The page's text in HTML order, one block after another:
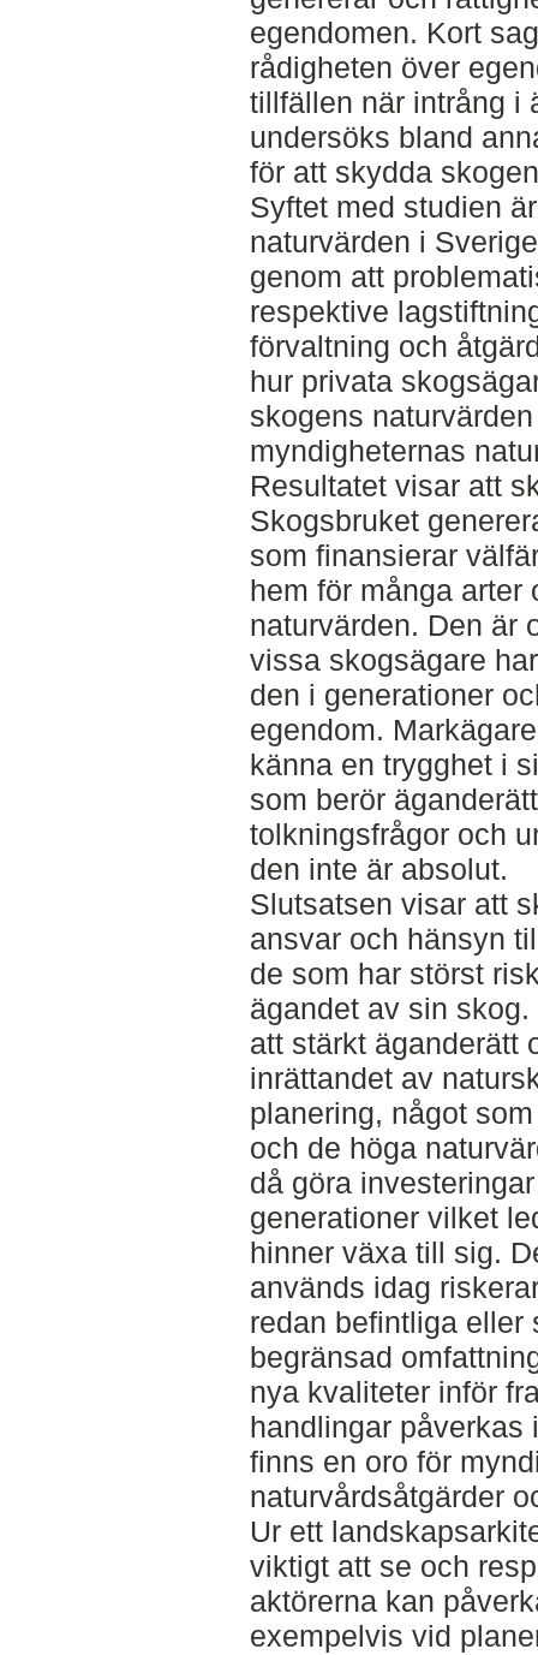
egendomen. Kort
rådigheten över
tillfällen när intrång i
undersöks bland
för att skydda
Syftet med studien
naturvärden i
genom att
respektive
förvaltning och
hur privata
skogens
myndigheternas
Resultatet visar att
Skogsbruket
som finansierar
hem för många arter
naturvärden. Den är
vissa skogsägare
den i generationer
egendom.
känna en trygghet i
som berör
tolkningsfrågor och
den inte är absolut.
Slutsatsen visar att
ansvar och hänsyn
de som har störst
ägandet av sin
att stärkt äganderätt
inrättandet av
planering, något
och de höga
då göra
generationer vilket
hinner växa till sig.
används idag
redan befintliga eller
begränsad
nya kvaliteter inför
handlingar påverkas
finns en oro för
naturvårdsåtgärder
Ur ett
viktigt att se och
aktörerna kan
exempelvis vid